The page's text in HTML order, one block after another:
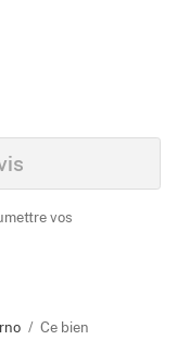
vos
Ce bien